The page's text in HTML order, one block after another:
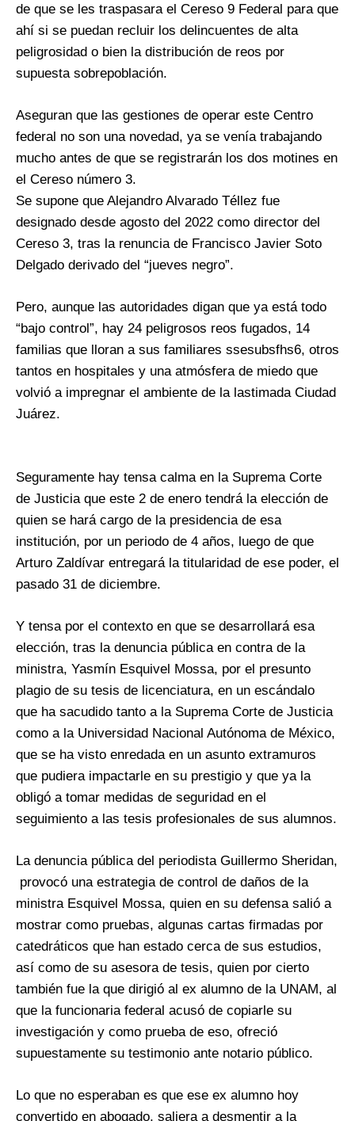
de que se les traspasara el Cereso 9 Federal para que
ahí si se puedan recluir los delincuentes de alta
peligrosidad o bien la distribución de reos por
supuesta sobrepoblación.
Aseguran que las gestiones de operar este Centro
federal no son una novedad, ya se venía trabajando
mucho antes de que se registrarán los dos motines en
el Cereso número 3.
Se supone que Alejandro Alvarado Téllez fue
designado desde agosto del 2022 como director del
Cereso 3, tras la renuncia de Francisco Javier Soto
Delgado derivado del “jueves negro”.
Pero, aunque las autoridades digan que ya está todo
“bajo control”, hay 24 peligrosos reos fugados, 14
familias que lloran a sus familiares ssesubsfhs6, otros
tantos en hospitales y una atmósfera de miedo que
volvió a impregnar el ambiente de la lastimada Ciudad
Juárez.
Seguramente hay tensa calma en la Suprema Corte
de Justicia que este 2 de enero tendrá la elección de
quien se hará cargo de la presidencia de esa
institución, por un periodo de 4 años, luego de que
Arturo Zaldívar entregará la titularidad de ese poder, el
pasado 31 de diciembre.
Y tensa por el contexto en que se desarrollará esa
elección, tras la denuncia pública en contra de la
ministra, Yasmín Esquivel Mossa, por el presunto
plagio de su tesis de licenciatura, en un escándalo
que ha sacudido tanto a la Suprema Corte de Justicia
como a la Universidad Nacional Autónoma de México,
que se ha visto enredada en un asunto extramuros
que pudiera impactarle en su prestigio y que ya la
obligó a tomar medidas de seguridad en el
seguimiento a las tesis profesionales de sus alumnos.
La denuncia pública del periodista Guillermo Sheridan,
provocó una estrategia de control de daños de la
ministra Esquivel Mossa, quien en su defensa salió a
mostrar como pruebas, algunas cartas firmadas por
catedráticos que han estado cerca de sus estudios,
así como de su asesora de tesis, quien por cierto
también fue la que dirigió al ex alumno de la UNAM, al
que la funcionaria federal acusó de copiarle su
investigación y como prueba de eso, ofreció
supuestamente su testimonio ante notario público.
Lo que no esperaban es que ese ex alumno hoy
convertido en abogado, saliera a desmentir a la